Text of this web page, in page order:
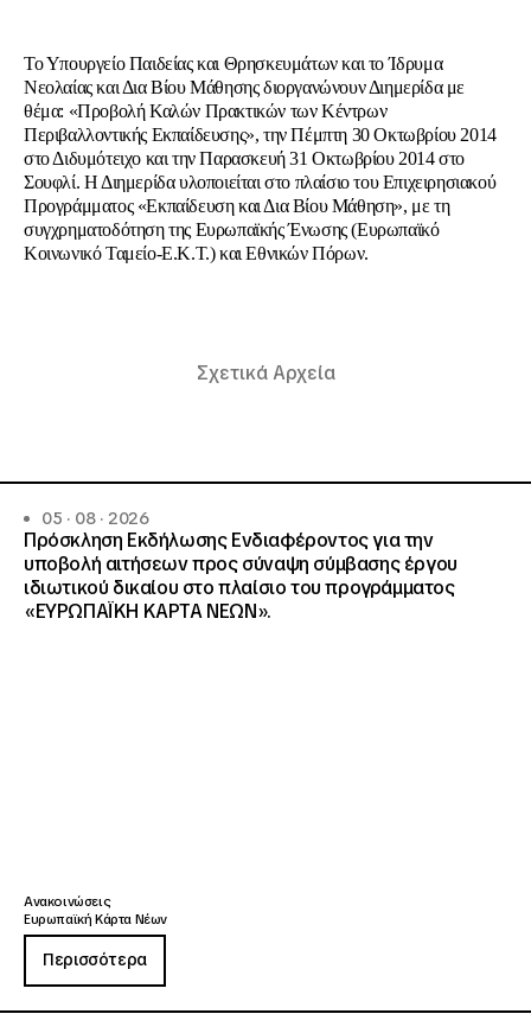
Το Υπουργείο Παιδείας και Θρησκευμάτων και το Ίδρυμα
Νεολαίας και Δια Βίου Μάθησης διοργανώνουν Διημερίδα με
θέμα: «Προβολή Καλών Πρακτικών των Κέντρων
Περιβαλλοντικής Εκπαίδευσης», την Πέμπτη 30 Οκτωβρίου 2014
στο Διδυμότειχο και την Παρασκευή 31 Οκτωβρίου 2014 στο
Σουφλί. Η Διημερίδα υλοποιείται στο πλαίσιο του Επιχειρησιακού
Προγράμματος «Εκπαίδευση και Δια Βίου Μάθηση», με τη
συγχρηματοδότηση της Ευρωπαϊκής Ένωσης (Ευρωπαϊκό
Κοινωνικό Ταμείο-Ε.Κ.Τ.) και Εθνικών Πόρων.
Σχετικά Αρχεία
05 · 08 · 2026
Πρόσκληση Εκδήλωσης Ενδιαφέροντος για την
υποβολή αιτήσεων προς σύναψη σύμβασης έργου
ιδιωτικού δικαίου στο πλαίσιο του προγράμματος
«ΕΥΡΩΠΑΪΚΗ ΚΑΡΤΑ ΝΕΩΝ».
Ανακοινώσεις
Ευρωπαϊκή Κάρτα Νέων
Περισσότερα